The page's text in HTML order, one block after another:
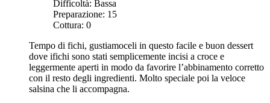
Difficoltà: Bassa
Preparazione: 15
Cottura: 0
Tempo di fichi, gustiamoceli in questo facile e buon dessert
dove ifichi sono stati semplicemente incisi a croce e
leggermente aperti in modo da favorire l’abbinamento corretto
con il resto degli ingredienti. Molto speciale poi la veloce
salsina che li accompagna.